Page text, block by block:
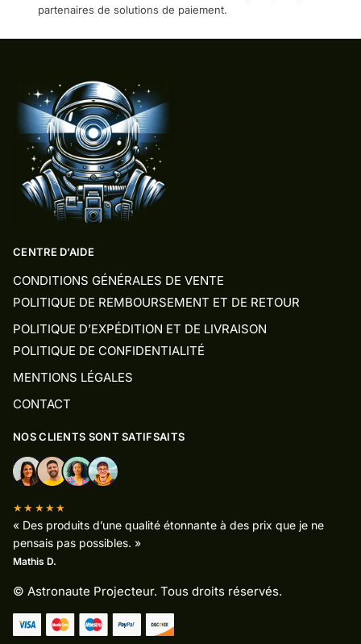
partenaires de solutions de paiement.
CENTRE D’AIDE
CONDITIONS GÉNÉRALES DE VENTE
POLITIQUE DE REMBOURSEMENT ET DE RETOUR
POLITIQUE D’EXPÉDITION ET DE LIVRAISON
POLITIQUE DE CONFIDENTIALITÉ
MENTIONS LÉGALES
CONTACT
NOS CLIENTS SONT SATIFSAITS
★★★★★
« Des produits d’une qualité étonnante à des prix que je ne
pensais pas possibles. »
Mathis D.
© Astronaute Projecteur. Tous droits réservés.